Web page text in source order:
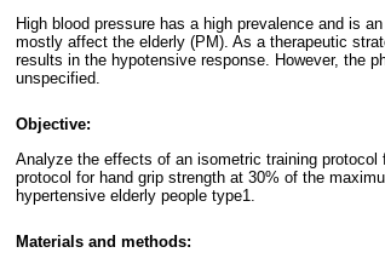
High blood pressure has a high prevalence and is
mostly affect the elderly (PM). As a therapeutic
results in the hypotensive response. However, the
unspecified.
Objective:
Analyze the effects of an isometric training
protocol for hand grip strength at 30% of the
hypertensive elderly people type1.
Materials and methods: